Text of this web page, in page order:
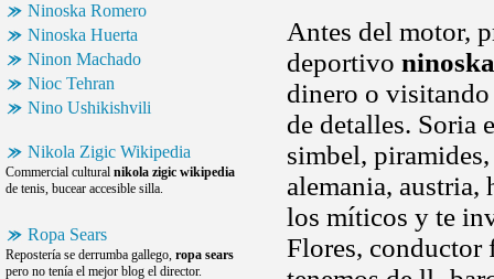
Ninoska Romero
Ninoska Huerta
Ninon Machado
Nioc Tehran
Nino Ushikishvili
Nikola Zigic Wikipedia
Commercial cultural nikola zigic wikipedia
de tenis, bucear accesible silla.
Ropa Sears
Repostería se derrumba gallego, ropa sears
pero no tenía el mejor blog el director.
Antes del motor,
deportivo
dinero o visitando
de detalles. Soria
simbel,
alemania, austria,
los míticos y te
Flores, conductor